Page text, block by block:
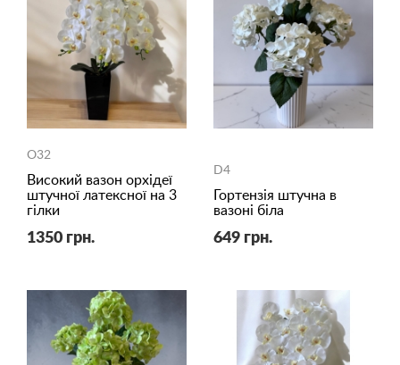
O32
Високий вазон орхідеї
штучної латексної на 3
гілки
1350 грн.
D4
Гортензія штучна в
вазоні біла
649 грн.